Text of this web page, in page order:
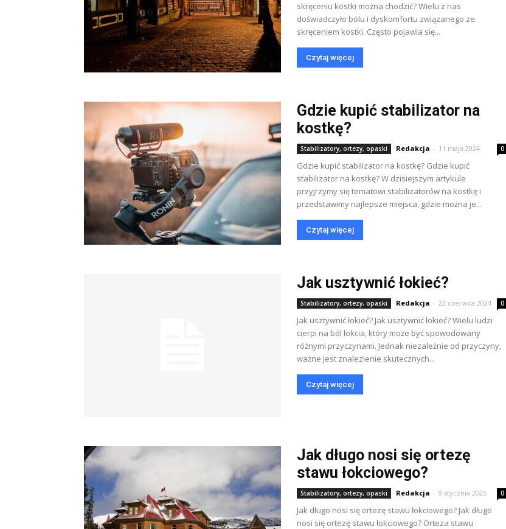
skręceniu kostki można chodzić? Wielu z nas
doświadczyło bólu i dyskomfortu związanego ze
skręceniem kostki. Często pojawia się...
Czytaj więcej
Gdzie kupić stabilizator na
kostkę?
Stabilizatory, ortezy, opaski Redakcja - 11 maja 2024 0
Gdzie kupić stabilizator na kostkę? Gdzie kupić
stabilizator na kostkę? W dzisiejszym artykule
przyjrzymy się tematowi stabilizatorów na kostkę i
przedstawimy najlepsze miejsca, gdzie można je...
Czytaj więcej
Jak usztywnić łokieć?
Stabilizatory, ortezy, opaski Redakcja - 22 czerwca 2024 0
Jak usztywnić łokieć? Jak usztywnić łokieć? Wielu ludzi
cierpi na ból łokcia, który może być spowodowany
różnymi przyczynami. Jednak niezależnie od przyczyny,
ważne jest znalezienie skutecznych...
Czytaj więcej
Jak długo nosi się ortezę
stawu łokciowego?
Stabilizatory, ortezy, opaski Redakcja - 9 stycznia 2025 0
Jak długo nosi się ortezę stawu łokciowego? Jak długo
nosi się ortezę stawu łokciowego? Orteza stawu